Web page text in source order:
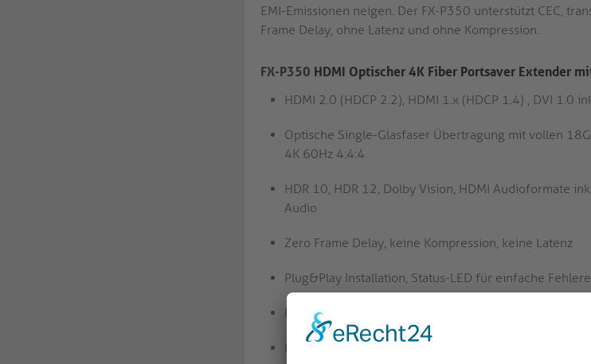
EMI-Emissionen neigen. Der FX-P350 unterstützt CEC,
Frame Delay, ohne Latenz und ohne Kompression.
FX-P350 HDMI Optischer 4K Fiber Portsaver Extender
HDMI 2.0 (HDCP 2.2), HDMI 1.x (HDCP 1.4) , DVI 1.0
Optische Single-Glasfaser Übertragung mit vollen
4K 60Hz 4:4:4
HDR 10, HDR 12, Dolby Vision, HDMI Audioformate
Audio
Zero Frame Delay, keine Kompression, keine Latenz
Plug&Play Installation, Status-LED für einfache
Metallgehäuse für optimalen EMI-Schutz und passive
Hochwertige HDMI Stecker mit besonderem PureLink